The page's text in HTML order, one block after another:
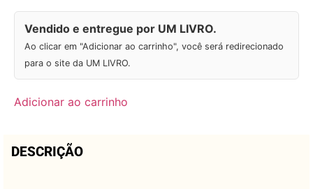
Vendido e entregue por UM LIVRO.
Ao clicar em "Adicionar ao carrinho", você será redirecionado
para o site da UM LIVRO.
Adicionar ao carrinho
DESCRIÇÃO